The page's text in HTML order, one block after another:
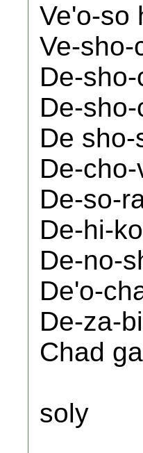
Ve'o-so
Ve-sho-
De-
De-
De
De-
De-so-
De-hi-
De-no-
De'o-
De-za-
Chad
soly